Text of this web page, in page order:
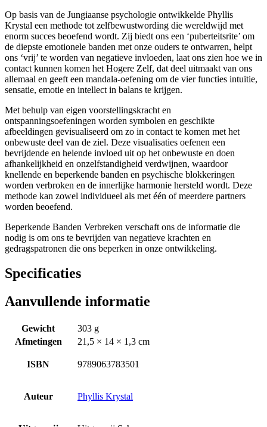
Op basis van de Jungiaanse psychologie ontwikkelde Phyllis
Krystal een methode tot zelfbewustwording die wereldwijd met
enorm succes beoefend wordt. Zij biedt ons een ‘puberteitsrite’ om
de diepste emotionele banden met onze ouders te ontwarren, helpt
ons ‘vrij’ te worden van negatieve invloeden, laat ons zien hoe we in
contact kunnen komen het Hogere Zelf, dat deel uitmaakt van ons
allemaal en geeft een mandala-oefening om de vier functies intuïtie,
sensatie, emotie en intellect in balans te krijgen.
Met behulp van eigen voorstellingskracht en
ontspanningsoefeningen worden symbolen en geschikte
afbeeldingen gevisualiseerd om zo in contact te komen met het
onbewuste deel van de ziel. Deze visualisaties oefenen een
bevrijdende en helende invloed uit op het onbewuste en doen
afhankelijkheid en onzelfstandigheid verdwijnen, waardoor
knellende en beperkende banden en psychische blokkeringen
worden verbroken en de innerlijke harmonie hersteld wordt. Deze
methode kan zowel individueel als met één of meerdere partners
worden beoefend.
Beperkende Banden Verbreken verschaft ons de informatie die
nodig is om ons te bevrijden van negatieve krachten en
gedragspatronen die ons beperken in onze ontwikkeling.
Specificaties
Aanvullende informatie
Gewicht
303 g
Afmetingen
21,5 × 14 × 1,3 cm
ISBN 9789063783501
Auteur Phyllis Krystal